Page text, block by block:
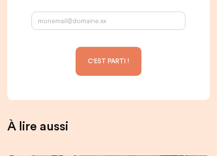
À lire aussi